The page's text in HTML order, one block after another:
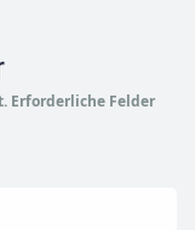
Erforderliche Felder